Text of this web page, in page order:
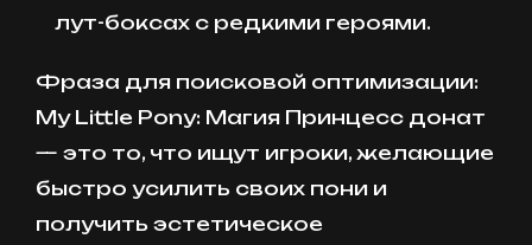
лут-боксах с редкими героями.
Фраза для поисковой оптимизации:
My Little Pony: Магия Принцесс донат
— это то, что ищут игроки, желающие
быстро усилить своих пони и
получить эстетическое